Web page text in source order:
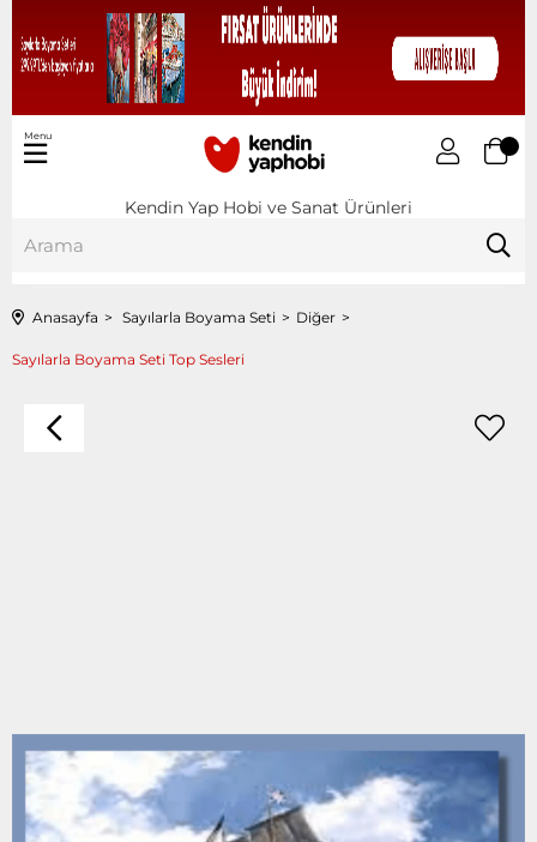
Kendin Yap Hobi ve Sanat Ürünleri
Menu
Anasayfa Sayılarla Boyama Seti Diğer
Sayılarla Boyama Seti Top Sesleri